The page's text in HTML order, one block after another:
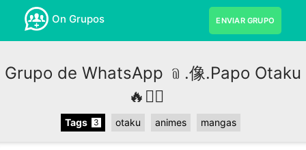
On Grupos ENVIAR GRUPO
Grupo de WhatsApp ﹫.像.Papo Otaku
🔥፝⃟
Tags 3 otaku animes mangas